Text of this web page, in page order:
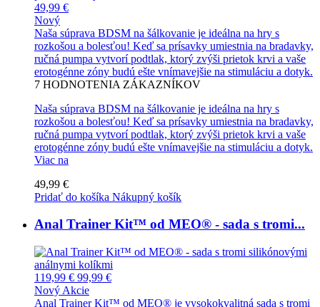
49,99 €
Nový
Naša súprava BDSM na šálkovanie je ideálna na hry s
rozkošou a bolesťou! Keď sa prísavky umiestnia na bradavky,
ručná pumpa vytvorí podtlak, ktorý zvýši prietok krvi a vaše
erotogénne zóny budú ešte vnímavejšie na stimuláciu a dotyk.
7 HODNOTENIA ZÁKAZNÍKOV
Naša súprava BDSM na šálkovanie je ideálna na hry s
rozkošou a bolesťou! Keď sa prísavky umiestnia na bradavky,
ručná pumpa vytvorí podtlak, ktorý zvýši prietok krvi a vaše
erotogénne zóny budú ešte vnímavejšie na stimuláciu a dotyk.
Viac na
49,99 €
Pridať do košíka Nákupný košík
Anal Trainer Kit™ od MEO® - sada s tromi...
119,99 € 99,99 €
Nový Akcie
Anal Trainer Kit™ od MEO® je vysokokvalitná sada s tromi